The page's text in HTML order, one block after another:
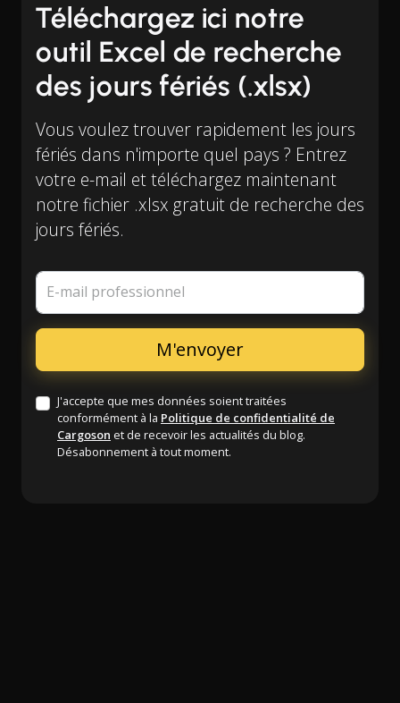
Téléchargez ici notre
outil Excel de recherche
des jours fériés (.xlsx)
Vous voulez trouver rapidement les jours
fériés dans n'importe quel pays ? Entrez
votre e-mail et téléchargez maintenant
notre fichier .xlsx gratuit de recherche des
jours fériés.
E-mail professionnel
J'accepte que mes données soient traitées
conformément à la Politique de confidentialité de
Cargoson et de recevoir les actualités du blog.
Désabonnement à tout moment.